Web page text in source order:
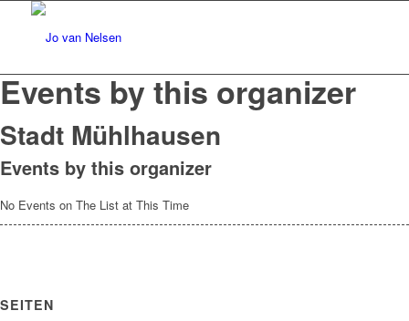
Events by this organizer
Stadt Mühlhausen
Events by this organizer
No Events on The List at This Time
SEITEN